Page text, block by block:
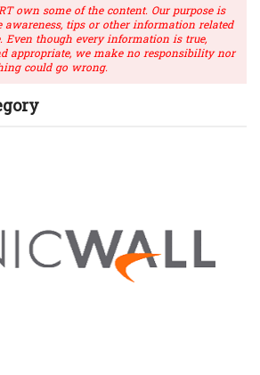
own some of the content. Our purpose is
awareness, tips or other information related
Even though every information is true,
appropriate, we make no responsibility nor
could go wrong.